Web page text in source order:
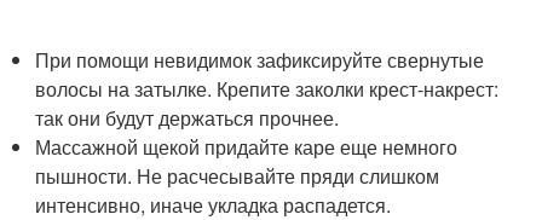
При помощи невидимок зафиксируйте свернутые
волосы на затылке. Крепите заколки крест-накрест:
так они будут держаться прочнее.
Массажной щекой придайте каре еще немного
пышности. Не расчесывайте пряди слишком
интенсивно, иначе укладка распадется.